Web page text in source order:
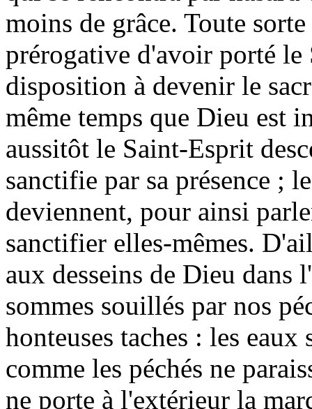
moins de grâce. Toute
prérogative d'avoir porté
disposition à devenir le
même temps que Dieu est
aussitôt le Saint-Esprit
sanctifie par sa présence ;
deviennent, pour ainsi
sanctifier elles-mêmes.
aux desseins de Dieu dans
sommes souillés par nos
honteuses taches : les
comme les péchés ne
ne porte à l'extérieur la